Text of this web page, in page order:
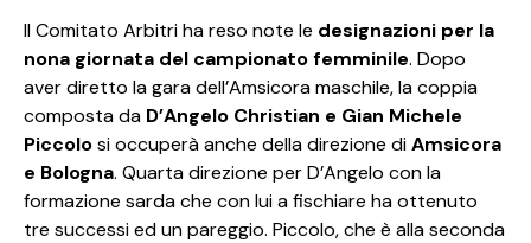
Il Comitato Arbitri ha reso note le designazioni per la
nona giornata del campionato femminile. Dopo
aver diretto la gara dell’Amsicora maschile, la coppia
composta da D’Angelo Christian e Gian Michele
Piccolosi occuperà anche della direzione diAmsicora
e Bologna. Quarta direzione per D’Angelo con la
formazione sarda che con lui a fischiare ha ottenuto
tre successi ed un pareggio. Piccolo, che è alla seconda